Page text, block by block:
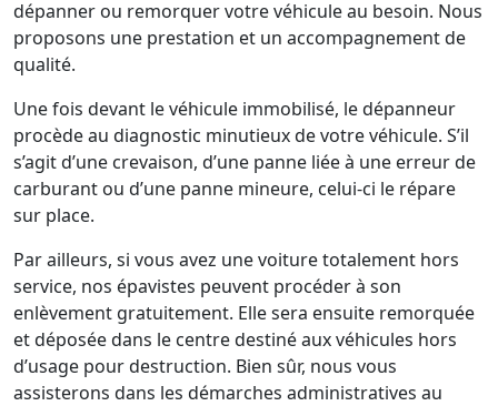
dépanner ou remorquer votre véhicule au besoin. Nous
proposons une prestation et un accompagnement de
qualité.
Une fois devant le véhicule immobilisé, le dépanneur
procède au diagnostic minutieux de votre véhicule. S’il
s’agit d’une crevaison, d’une panne liée à une erreur de
carburant ou d’une panne mineure, celui-ci le répare
sur place.
Par ailleurs, si vous avez une voiture totalement hors
service, nos épavistes peuvent procéder à son
enlèvement gratuitement. Elle sera ensuite remorquée
et déposée dans le centre destiné aux véhicules hors
d’usage pour destruction. Bien sûr, nous vous
assisterons dans les démarches administratives au